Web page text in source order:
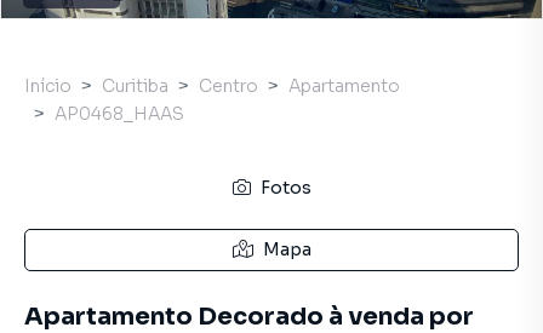
Início Curitiba Centro
Apartamento
AP0468_HAAS
Fotos
Mapa
Apartamento Decorado à venda por